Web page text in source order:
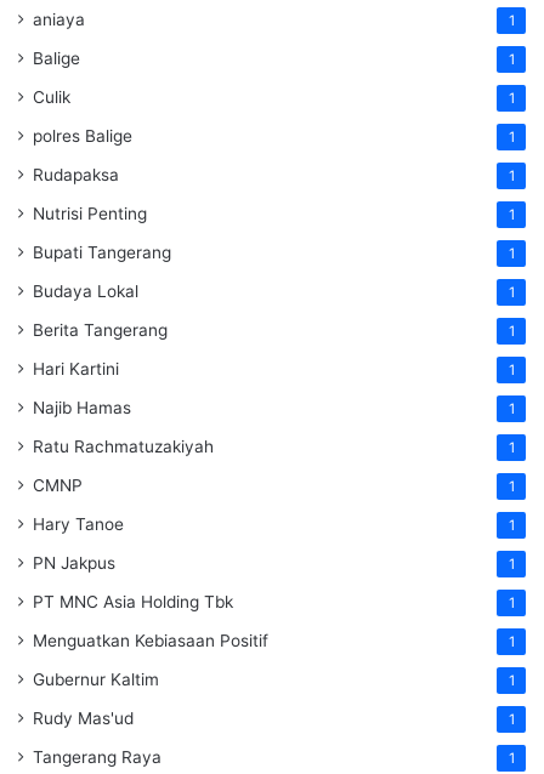
aniaya 1
Balige 1
Culik 1
polres Balige 1
Rudapaksa 1
Nutrisi Penting 1
Bupati Tangerang 1
Budaya Lokal 1
Berita Tangerang 1
Hari Kartini 1
Najib Hamas 1
Ratu Rachmatuzakiyah 1
CMNP 1
Hary Tanoe 1
PN Jakpus 1
PT MNC Asia Holding Tbk 1
Menguatkan Kebiasaan Positif 1
Gubernur Kaltim 1
Rudy Mas'ud 1
Tangerang Raya 1